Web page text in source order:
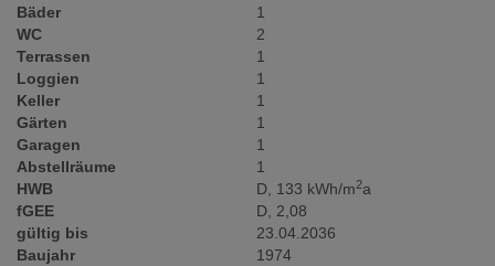
Bäder
1
WC
2
Terrassen
1
Loggien
1
Keller
1
Gärten
1
Garagen
1
Abstellräume
1
HWB
D, 133 kWh/m2a
fGEE
D, 2,08
gültig bis
23.04.2036
Baujahr
1974